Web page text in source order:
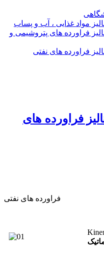
مواد غذایی ، آب و پساب
فراورده های پتروشیمی و
فراورده های نفتی
فراورده های